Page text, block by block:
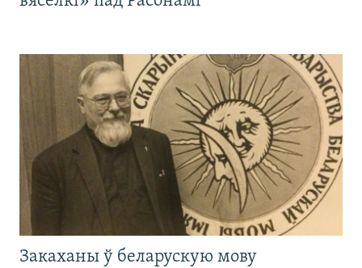
Закаханы ў беларускую мову